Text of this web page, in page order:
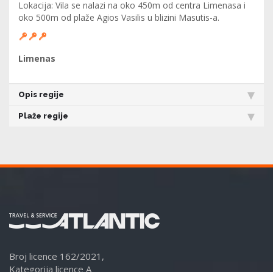
Lokacija: Vila se nalazi na oko 450m od centra Limenasa i
oko 500m od plaže Agios Vasilis u blizini Masutis-a.
Limenas
Opis regije
Plaže regije
Broj licence 162/2021,
Kategorija licence A